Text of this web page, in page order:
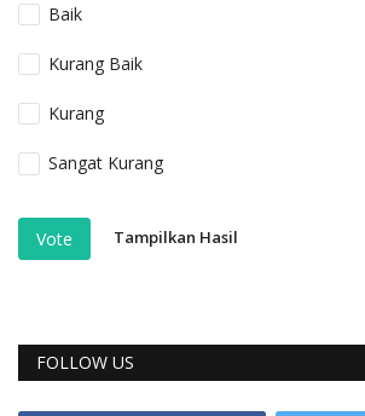
Baik
Kurang Baik
Kurang
Sangat Kurang
Vote Tampilkan Hasil
FOLLOW US